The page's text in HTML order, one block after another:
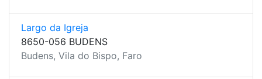
Largo da Igreja
8650-056 BUDENS
Budens, Vila do Bispo, Faro